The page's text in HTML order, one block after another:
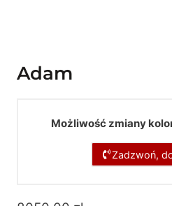
Adam
Możliwość zmiany
Zadzwoń,